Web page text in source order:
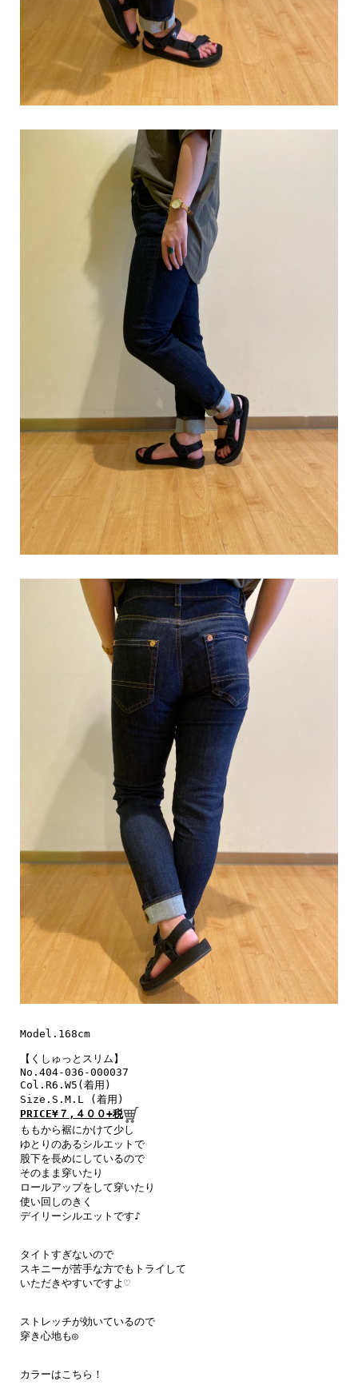
Model.168cm
【くしゅっとスリム】
No.404-036-000037
Col.R6.W5(着用)
PRICE¥７,４００+税
ももから裾にかけて少し
ゆとりのあるシルエットで
股下を長めにしているので
そのまま穿いたり
ロールアップをして穿いたり
使い回しのきく
デイリーシルエットです♪
タイトすぎないので
スキニーが苦手な方でもトライして
いただきやすいですよ♡
ストレッチが効いているので
穿き心地も◎
カラーはこちら！